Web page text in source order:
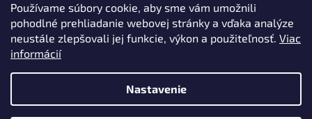
Používame súbory cookie, aby sme vám umožnili
pohodlné prehliadanie webovej stránky a vďaka analýze
neustále zlepšovali jej funkcie, výkon a použiteľnosť. Viac
informácií
Nastavenie
PRIHLÁSIŤ SA